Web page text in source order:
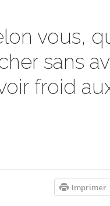
vous,
sans
froid
Imprimer